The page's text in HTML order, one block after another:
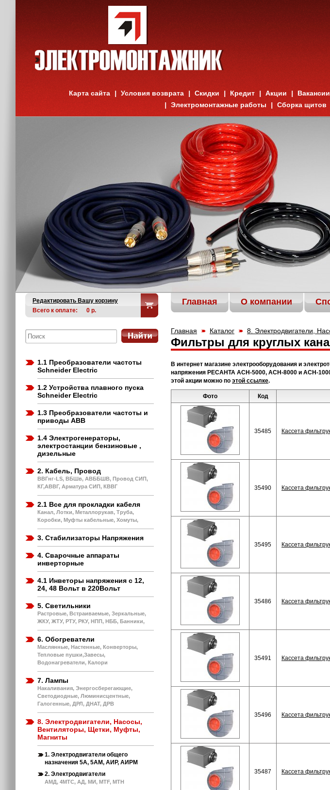
Карта сайта Условия возврата Скидки Кредит Акции Вакансии
Электромонтажные работы
Сборка щитов
Редактировать Вашу корзину
Всего к оплате:
0 р.
1.1 Преобразователи частоты
Schneider Electric
1.2 Устройства плавного пуска
Schneider Electric
1.3 Преобразователи частоты и
приводы ABB
1.4 Электрогенераторы,
электростанции бензиновые ,
дизельные
2. Кабель, Провод
ВВГнг-LS, ВБШв, АВББШВ, Провод СИП,
КГ,АВВГ, Арматура СИП, КВВГ
2.1 Все для прокладки кабеля
Канал, Лотки, Металлорукав, Труба,
Коробки, Муфты кабельные, Хомуты,
3. Стабилизаторы Напряжения
4. Сварочные аппараты
инверторные
4.1 Инветоры напряжения с 12,
24, 48 Вольт в 220Вольт
5. Светильники
Растровые, Встраиваемые, Зеркальные,
ЖКУ, ЖТУ, РТУ, РКУ, НПП, НББ, Банники,
6. Обогреватели
Маслянные, Настенные, Конверторы,
Тепловые пушки,Завесы,
Водонагреватели, Калори
7. Лампы
Накаливания, Энергосберегающие,
Светодиодные, Люминисцентные,
Галогенные, ДРЛ, ДНАТ, ДРВ
8. Электродвигатели, Насосы,
Вентиляторы, Щетки, Муфты,
Магниты
1. Электродвигатели общего
назначения 5А, 5АМ, АИР, АИРМ
2. Электродвигатели
АМД, 4МТС, АД, МИ, MTF, MTH
Главная О компании
Главная Каталог 8. Электродвигатели,
Фильтры для круглых
В интернет магазине электрооборудования и
напряжения РЕСАНТА АСН-5000, АСН-8000 и АСН-
этой акции можно по этой ссылке.
Фото Код
35485 Кассета
35490 Кассета
35495 Кассета
35486 Кассета
35491 Кассета
35496 Кассета
35487 Кассета